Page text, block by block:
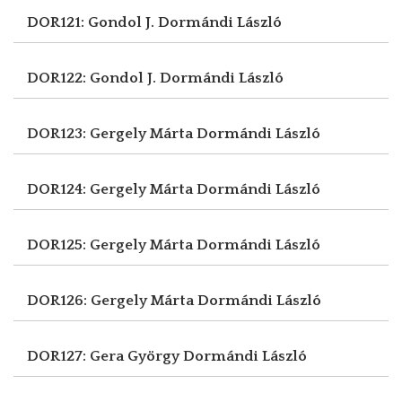
DOR121: Gondol J. Dormándi László
DOR122: Gondol J. Dormándi László
DOR123: Gergely MártaDormándi László
DOR124: Gergely MártaDormándi László
DOR125: Gergely MártaDormándi László
DOR126: Gergely MártaDormándi László
DOR127: Gera GyörgyDormándi László